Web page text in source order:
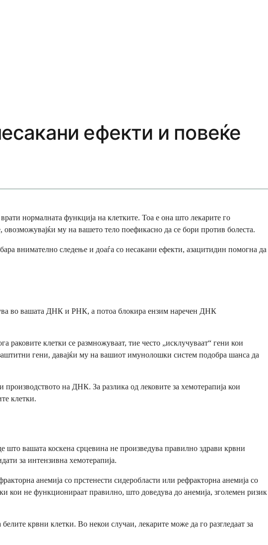
ефекти и повеќе
нормалната функција на клетките. Тоа е она што лекарите го
му на вашето тело поефикасно да се бори против болеста.
внимателно следење и доаѓа со несакани ефекти, азацитидин помогна да
во вашата ДНК и РНК, а потоа блокира ензим наречен ДНК
раковите клетки се размножуваат, тие често „исклучуваат“ гени кои
гени, давајќи му на вашиот имунолошки систем подобра шанса да
на ДНК. За разлика од лековите за хемотерапија кои
клетки.
вашата коскена срцевина не произведува правилно здрави крвни
за интензивна хемотерапија.
анемија со прстенести сидеробласти или рефракторна анемија со
кои не функционираат правилно, што доведува до анемија, зголемен ризик
крвни клетки. Во некои случаи, лекарите може да го разгледаат за